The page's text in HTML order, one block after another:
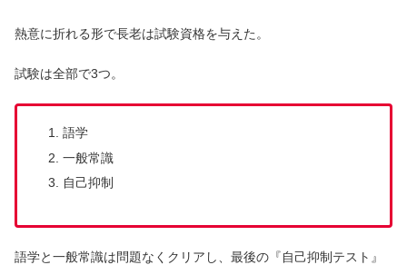
熱意に折れる形で長老は試験資格を与えた。
試験は全部で3つ。
語学
一般常識
自己抑制
語学と一般常識は問題なくクリアし、最後の『自己抑制テスト』